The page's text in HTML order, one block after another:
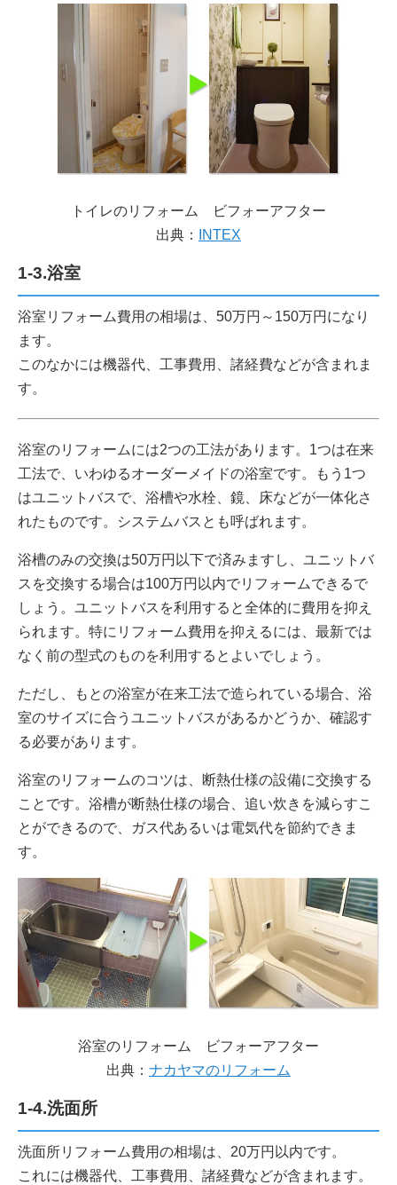
トイレのリフォーム ビフォーアフター
出典：
INTEX
1-3.浴室
浴室リフォーム費用の相場は、50万円～150万円になり
ます。
このなかには機器代、工事費用、諸経費などが含まれま
す。
浴室のリフォームには2つの工法があります。1つは在来
工法で、いわゆるオーダーメイドの浴室です。もう1つ
はユニットバスで、浴槽や水栓、鏡、床などが一体化さ
れたものです。システムバスとも呼ばれます。
浴槽のみの交換は50万円以下で済みますし、ユニットバ
スを交換する場合は100万円以内でリフォームできるで
しょう。ユニットバスを利用すると全体的に費用を抑え
られます。特にリフォーム費用を抑えるには、最新では
なく前の型式のものを利用するとよいでしょう。
ただし、もとの浴室が在来工法で造られている場合、浴
室のサイズに合うユニットバスがあるかどうか、確認す
る必要があります。
浴室のリフォームのコツは、断熱仕様の設備に交換する
ことです。浴槽が断熱仕様の場合、追い炊きを減らすこ
とができるので、ガス代あるいは電気代を節約できま
す。
浴室のリフォーム ビフォーアフター
出典： ナカヤマのリフォーム
1-4.洗面所
洗面所リフォーム費用の相場は、20万円以内です。
これには機器代、工事費用、諸経費などが含まれます。